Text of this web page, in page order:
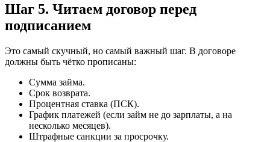
Шаг 5. Читаем договор перед
подписанием
Это самый скучный, но самый важный шаг. В договоре
должны быть чётко прописаны:
Сумма займа.
Срок возврата.
Процентная ставка (ПСК).
График платежей (если займ не до зарплаты, а на
несколько месяцев).
Штрафные санкции за просрочку.